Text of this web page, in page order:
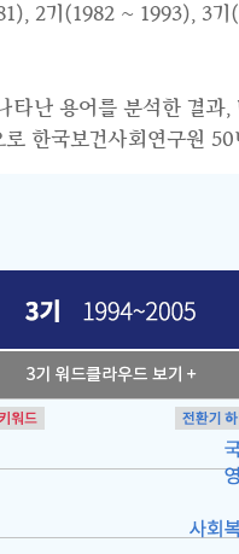
2기(1982 ~ 1993), 3
난 용어를 분석한 결
한국보건사회연구원